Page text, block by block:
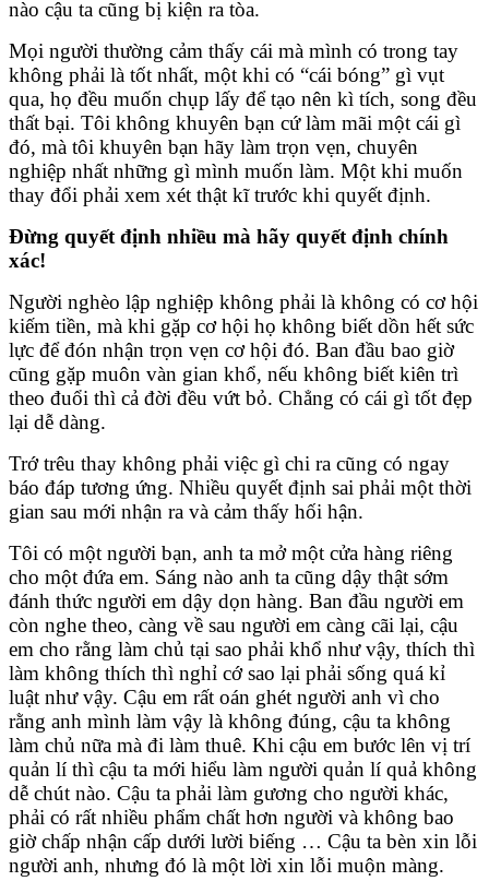
nào cậu ta cũng bị kiện ra tòa.
Mọi người thường cảm thấy cái mà mình có trong tay
không phải là tốt nhất, một khi có “cái bóng” gì vụt
qua, họ đều muốn chụp lấy để tạo nên kì tích, song đều
thất bại. Tôi không khuyên bạn cứ làm mãi một cái gì
đó, mà tôi khuyên bạn hãy làm trọn vẹn, chuyên
nghiệp nhất những gì mình muốn làm. Một khi muốn
thay đổi phải xem xét thật kĩ trước khi quyết định.
Đừng quyết định nhiều mà hãy quyết định chính
xác!
Người nghèo lập nghiệp không phải là không có cơ hội
kiếm tiền, mà khi gặp cơ hội họ không biết dồn hết sức
lực để đón nhận trọn vẹn cơ hội đó. Ban đầu bao giờ
cũng gặp muôn vàn gian khổ, nếu không biết kiên trì
theo đuổi thì cả đời đều vứt bỏ. Chẳng có cái gì tốt đẹp
lại dễ dàng.
Trớ trêu thay không phải việc gì chi ra cũng có ngay
báo đáp tương ứng. Nhiều quyết định sai phải một thời
gian sau mới nhận ra và cảm thấy hối hận.
Tôi có một người bạn, anh ta mở một cửa hàng riêng
cho một đứa em. Sáng nào anh ta cũng dậy thật sớm
đánh thức người em dậy dọn hàng. Ban đầu người em
còn nghe theo, càng về sau người em càng cãi lại, cậu
em cho rằng làm chủ tại sao phải khổ như vậy, thích thì
làm không thích thì nghỉ cớ sao lại phải sống quá kỉ
luật như vậy. Cậu em rất oán ghét người anh vì cho
rằng anh mình làm vậy là không đúng, cậu ta không
làm chủ nữa mà đi làm thuê. Khi cậu em bước lên vị trí
quản lí thì cậu ta mới hiểu làm người quản lí quả không
dễ chút nào. Cậu ta phải làm gương cho người khác,
phải có rất nhiều phẩm chất hơn người và không bao
giờ chấp nhận cấp dưới lười biếng … Cậu ta bèn xin lỗi
người anh, nhưng đó là một lời xin lỗi muộn màng.